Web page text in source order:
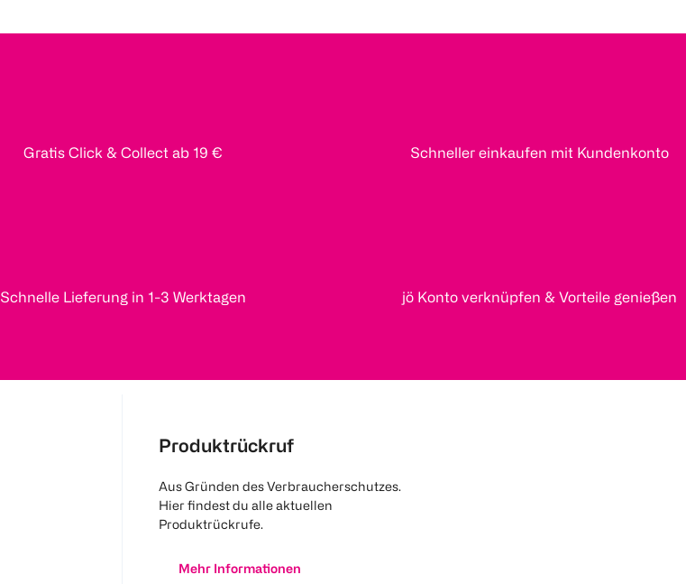
Gratis Click & Collect ab 19 € Schneller einkaufen mit Kundenkonto
Schnelle Lieferung in 1-3 Werktagen jö Konto verknüpfen & Vorteile genießen
Produktrückruf
Aus Gründen des Verbraucherschutzes.
Hier findest du alle aktuellen
Produktrückrufe.
Mehr Informationen